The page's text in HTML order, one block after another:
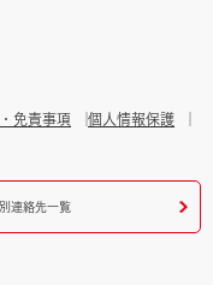
免責事項
個人情報保護
連絡先一覧